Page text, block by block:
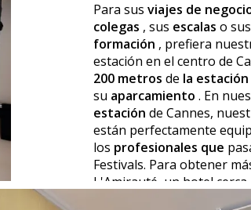
Para sus viajes de
colegas , sus escalas o
formación , prefiera
estación en el centro de
200 metros de la
su aparcamiento . En
estación de Cannes,
están perfectamente
los profesionales que
Festivals. Para obtener
L'Amirauté, un hotel cerca
, comuníquese